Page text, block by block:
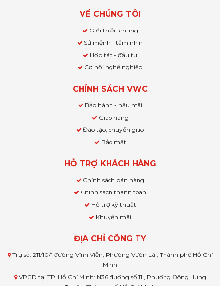
VỀ CHÚNG TÔI
Giới thiệu chung
Sứ mệnh - tầm nhìn
Hợp tác - đầu tư
Cơ hội nghề nghiệp
CHÍNH SÁCH VWC
Bảo hành - hậu mãi
Giao hàng
Đào tạo, chuyển giao
Bảo mật
HỖ TRỢ KHÁCH HÀNG
Chính sách bán hàng
Chính sách thanh toán
Hỗ trợ kỹ thuật
Khuyến mãi
ĐỊA CHỈ CÔNG TY
Trụ sở: 211/10/1 đường Vĩnh Viễn, Phường Vườn Lài, Thành phố Hồ Chí
Minh
VPGD tại TP. Hồ Chí Minh: N36 đường số 11 , Phường Đông Hưng